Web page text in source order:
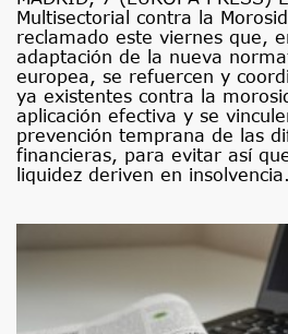
Multisectorial contra la
reclamado este viernes que,
adaptación de la nueva
europea, se refuercen y
ya existentes contra la
aplicación efectiva y se
prevención temprana de las
financieras, para evitar así
liquidez deriven en insolvencia.